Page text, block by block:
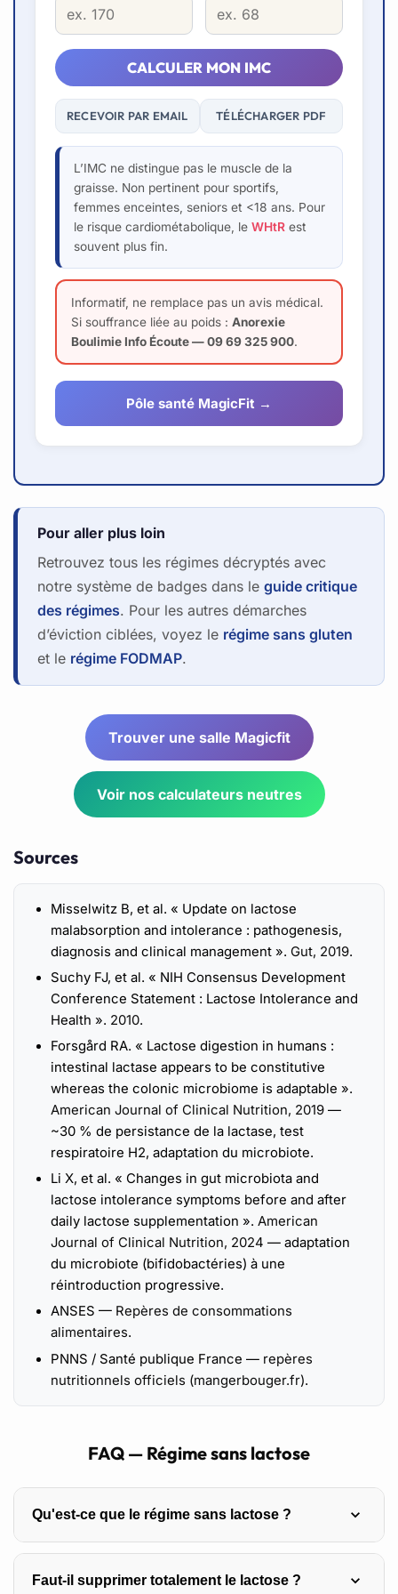
CALCULER MON IMC
RECEVOIR PAR EMAIL TÉLÉCHARGER PDF
L’IMC ne distingue pas le muscle de la
graisse. Non pertinent pour sportifs,
femmes enceintes, seniors et <18 ans. Pour
le risque cardiométabolique, le WHtR est
souvent plus fin.
Informatif, ne remplace pas un avis médical.
Si souffrance liée au poids : Anorexie
Boulimie Info Écoute — 09 69 325 900.
Pôle santé MagicFit →
Pour aller plus loin
Retrouvez tous les régimes décryptés avec
notre système de badges dans le guide critique
des régimes. Pour les autres démarches
d’éviction ciblées, voyez le régime sans gluten
et le régime FODMAP.
Trouver une salle Magicfit
Voir nos calculateurs neutres
Sources
Misselwitz B, et al. « Update on lactose
malabsorption and intolerance : pathogenesis,
diagnosis and clinical management ». Gut, 2019.
Suchy FJ, et al. « NIH Consensus Development
Conference Statement : Lactose Intolerance and
Health ». 2010.
Forsgård RA. « Lactose digestion in humans :
intestinal lactase appears to be constitutive
whereas the colonic microbiome is adaptable ».
American Journal of Clinical Nutrition, 2019 —
~30 % de persistance de la lactase, test
respiratoire H2, adaptation du microbiote.
Li X, et al. « Changes in gut microbiota and
lactose intolerance symptoms before and after
daily lactose supplementation ».American
Journal of Clinical Nutrition, 2024 — adaptation
du microbiote (bifidobactéries) à une
réintroduction progressive.
ANSES — Repères de consommations
alimentaires.
PNNS / Santé publique France — repères
nutritionnels officiels (mangerbouger.fr).
FAQ — Régime sans lactose
Qu'est-ce que le régime sans lactose ?
Faut-il supprimer totalement le lactose ?